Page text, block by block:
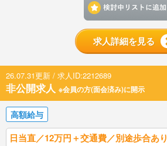
求人詳細を見る
26.07.31更新 / 求人ID:2212689
非公開求人 ※会員の方(面会済み)に開示
高額給与
日当直／12万円＋交通費／別途歩合あり